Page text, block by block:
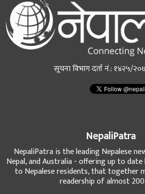
सूचना विभाग दर्ता नं.: १४२५/
NepaliPatra
NepaliPatra is the leading Nepalese
Nepal, and Australia - offering up to date
to Nepalese residents, that together
readership of almost